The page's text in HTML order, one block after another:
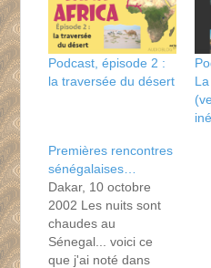
Podcast, épisode 2 :
la traversée du désert
Premières rencontres
sénégalaises…
Dakar, 10 octobre
2002 Les nuits sont
chaudes au
Sénegal... voici ce
que j'ai noté dans